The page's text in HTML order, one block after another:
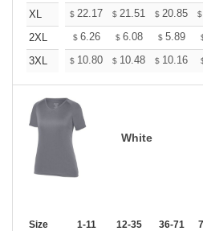
XL
$ 22.17 $ 21.51 $ 20.85 $
2XL
$ 6.26 $ 6.08 $ 5.89
3XL
$ 10.80 $ 10.48 $ 10.16
White
Size 1-11 12-35 36-71